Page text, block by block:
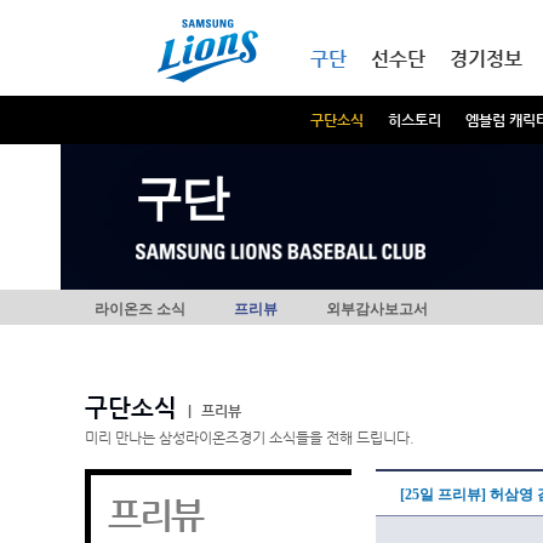
구단
구단소식 히스토리 엠블럼 캐릭
선수단 경기정보
구단
라이온즈 소식 프리뷰 외부감사보고서
구단소식
프리뷰
미리 만나는 삼성라이온즈경기 소식들을 전해 드립니다.
프리뷰 [25일 프리뷰] 허삼영